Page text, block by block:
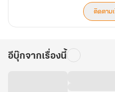
ติดตาม
อีบุ๊กจากเรื่องนี้